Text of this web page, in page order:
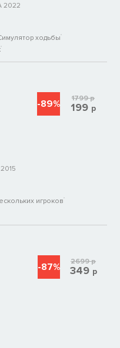
2022
ходьбы
игроков
-89% 1799р
199 р
-87% 2699р
349 р